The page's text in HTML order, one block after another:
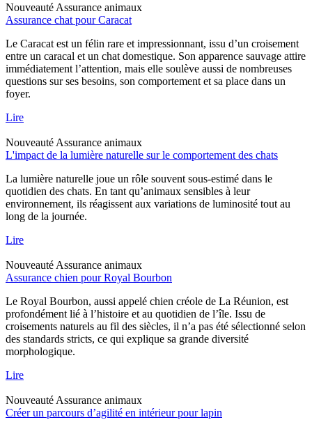
Nouveauté Assurance animaux
Assurance chat pour Caracat
Le Caracat est un félin rare et impressionnant, issu d’un croisement
entre un caracal et un chat domestique. Son apparence sauvage attire
immédiatement l’attention, mais elle soulève aussi de nombreuses
questions sur ses besoins, son comportement et sa place dans un
foyer.
Lire
Nouveauté Assurance animaux
L'impact de la lumière naturelle sur le comportement des chats
La lumière naturelle joue un rôle souvent sous-estimé dans le
quotidien des chats. En tant qu’animaux sensibles à leur
environnement, ils réagissent aux variations de luminosité tout au
long de la journée.
Lire
Nouveauté Assurance animaux
Assurance chien pour Royal Bourbon
Le Royal Bourbon, aussi appelé chien créole de La Réunion, est
profondément lié à l’histoire et au quotidien de l’île. Issu de
croisements naturels au fil des siècles, il n’a pas été sélectionné selon
des standards stricts, ce qui explique sa grande diversité
morphologique.
Lire
Nouveauté Assurance animaux
Créer un parcours d’agilité en intérieur pour lapin